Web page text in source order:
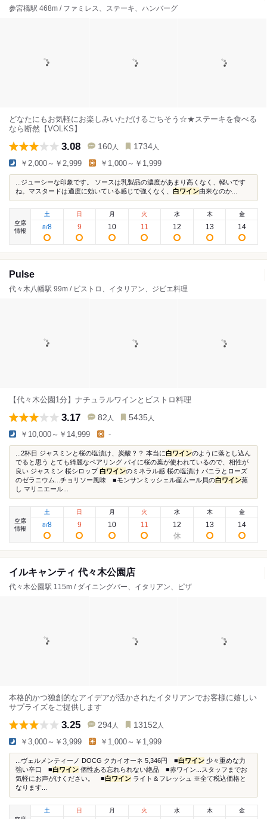
参宮橋駅 468m / ファミレス、ステーキ、ハンバーグ
どなたにもお気軽にお楽しみいただけるごちそう☆★ステーキを食べる
なら断然【VOLKS】
3.08 160 人 1734 人
￥2,000～￥2,999 ￥1,000～￥1,999
...ジューシーな印象です。 ソースは乳製品の濃度があまり高くなく、軽いです
ね。マスタードは適度に効いている感じで強くなく、 白ワイン由来なのか...
空席
情報
土
8/8
日
9
月
10
火
11
水
12
木
13
金
14
Pulse
代々木八幡駅 99m / ビストロ、イタリアン、ジビエ料理
【代々木公園1分】ナチュラルワインとビストロ料理
3.17 82 人 5435 人
￥10,000～￥14,999 -
...2杯目 ジャスミンと桜の塩漬け、炭酸？？ 本当に白ワインのように落とし込ん
でると思う とても綺麗なペアリング パイに桜の葉が使われているので、相性が
良い ジャスミン 桜シロップ 白ワインのミネラル感 桜の塩漬け バニラとローズ
のゼラニウム...チョリソー風味 ■モンサンミッシェル産ムール貝の白ワイン蒸
し マリニエール...
空席
情報
土
8/8
日
9
月
10
火
11
水
12
木
13
金
14
イルキャンティ 代々木公園店
代々木公園駅 115m / ダイニングバー、イタリアン、ピザ
本格的かつ独創的なアイデアが活かされたイタリアンでお客様に嬉しい
サプライズをご提供します
3.25 294 人 13152 人
￥3,000～￥3,999 ￥1,000～￥1,999
...ヴェルメンティーノ DOCG クカイオーネ 5,346円 ■白ワイン 少々重めな力
強い辛口 ■白ワイン 個性ある忘れられない絶品 ■赤ワイン...スタッフまでお
気軽にお声がけください。 ■白ワイン ライト＆フレッシュ ※全て税込価格と
なります...
土 日 月 火 水 木 金